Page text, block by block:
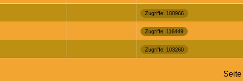
Zugriffe: 100966
Zugriffe: 116449
Zugriffe: 103260
Seite